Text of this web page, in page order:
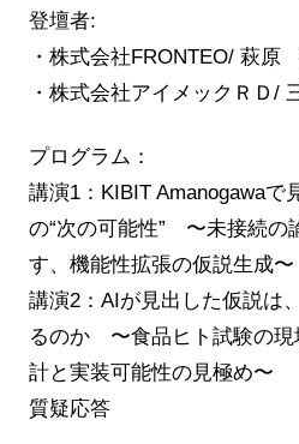
登壇者:
・株式会社FRONTEO/ 萩
・株式会社アイメックＲＤ/
プログラム：
講演1：KIBIT Amanogawaで
の“次の可能性” 〜未接続の
す、機能性拡張の仮説生成〜
講演2：AIが見出した仮説は
るのか 〜食品ヒト試験の現
計と実装可能性の見極め〜
質疑応答